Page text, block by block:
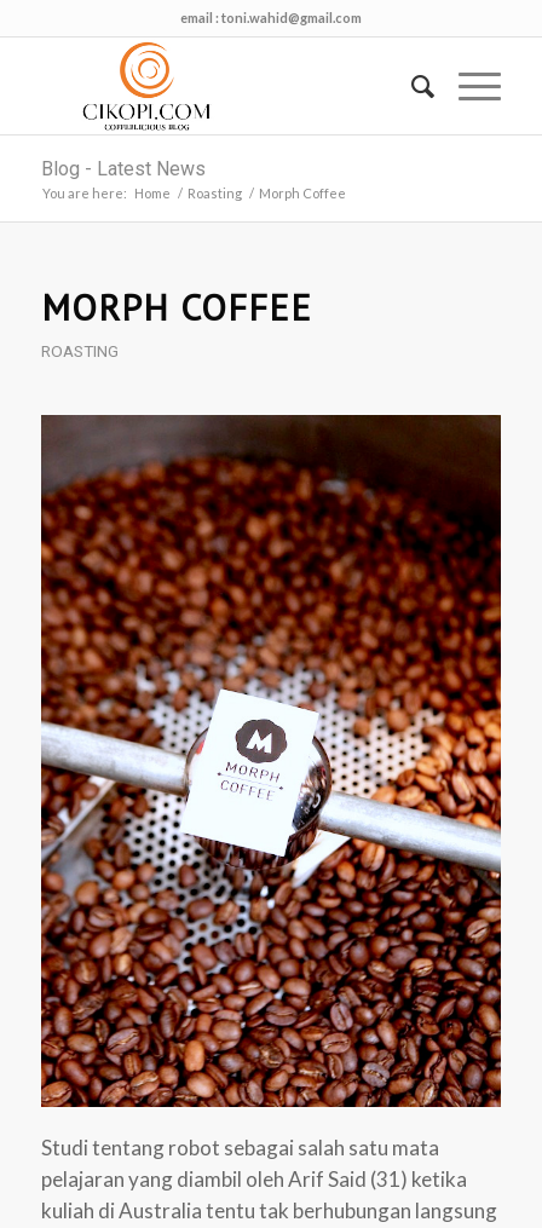
email : toni.wahid@gmail.com
Blog - Latest News
You are here: Home / Roasting / Morph Coffee
MORPH COFFEE
ROASTING
Studi tentang robot sebagai salah satu mata
pelajaran yang diambil oleh Arif Said (31) ketika
kuliah di Australia tentu tak berhubungan langsung